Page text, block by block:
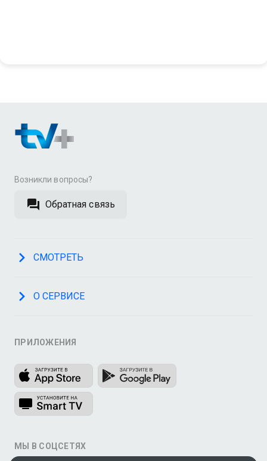
Возникли вопросы?
Обратная связь
СМОТРЕТЬ
О СЕРВИСЕ
ПРИЛОЖЕНИЯ
МЫ В СОЦСЕТЯХ